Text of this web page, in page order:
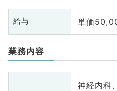
給与 単価
業務内容
神経内科